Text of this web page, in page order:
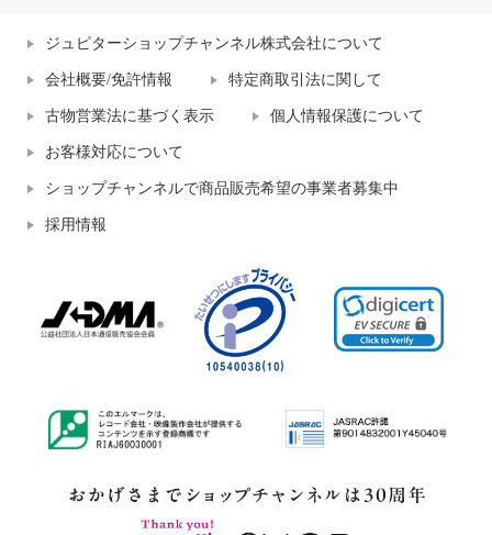
ジュピターショップチャンネル株式会社について
会社概要/免許情報 特定商取引法に関して
古物営業法に基づく表示 個人情報保護について
お客様対応について
ショップチャンネルで商品販売希望の事業者募集中
採用情報